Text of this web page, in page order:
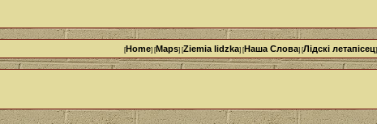
[Home] [Maps] [Ziemia lidzka] [Наша Cлова] [Лідскі летапісец]